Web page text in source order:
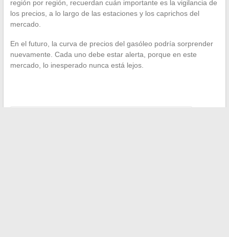
región por región, recuerdan cuán importante es la vigilancia de
los precios, a lo largo de las estaciones y los caprichos del
mercado.
En el futuro, la curva de precios del gasóleo podría sorprender
nuevamente. Cada uno debe estar alerta, porque en este
mercado, lo inesperado nunca está lejos.